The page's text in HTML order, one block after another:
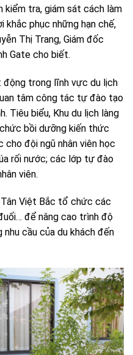
kiểm tra, giám sát cách làm
khắc phục những hạn chế,
Thị Trang, Giám đốc
Gate cho biết.
động trong lĩnh vực du lịch
tâm công tác tự đào tạo
Tiêu biểu, Khu du lịch làng
bồi dưỡng kiến thức
cho đội ngũ nhân viên học
rối nước; các lớp tự đào
viên.
Tân Việt Bắc tổ chức các
để nâng cao trình độ
cầu của du khách đến